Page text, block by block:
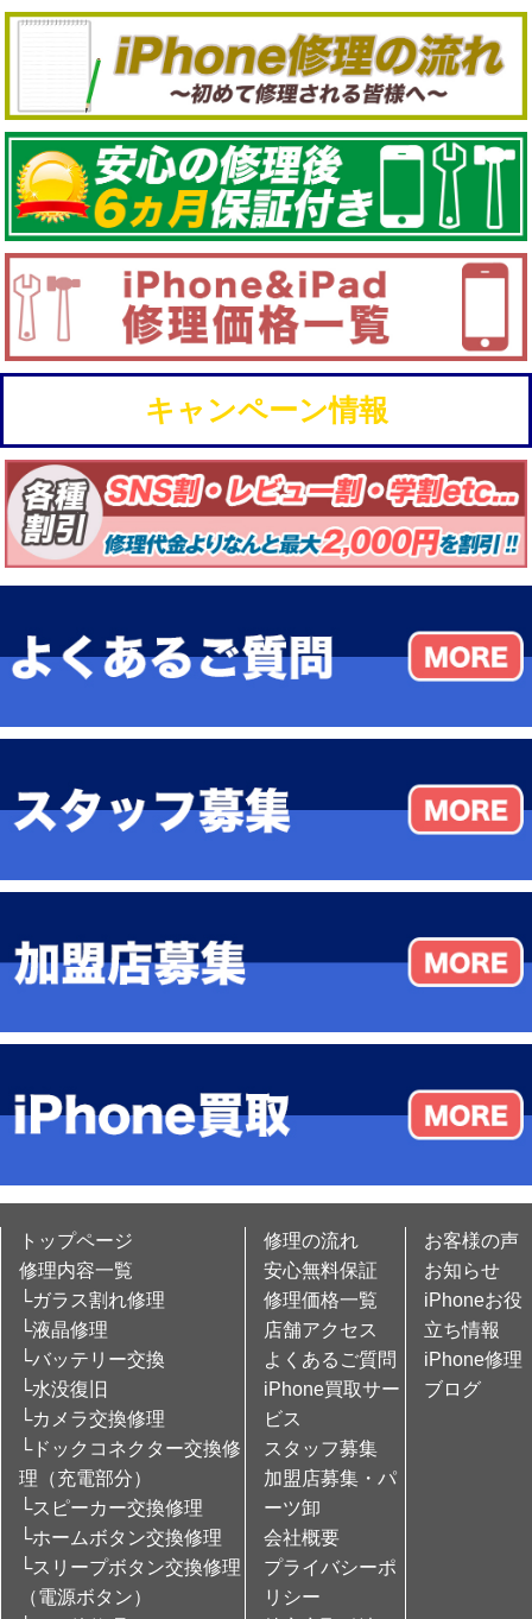
キャンペーン情報
トップページ
修理内容一覧
└ガラス割れ修理
└液晶修理
└バッテリー交換
└水没復旧
└カメラ交換修理
└ドックコネクター交換修
理（充電部分）
└スピーカー交換修理
└ホームボタン交換修理
└スリープボタン交換修理
（電源ボタン）
修理の流れ
安心無料保証
修理価格一覧
店舗アクセス
よくあるご質問
iPhone買取サー
ビス
スタッフ募集
加盟店募集・パ
ーツ卸
会社概要
プライバシーポ
リシー
お客様の声
お知らせ
iPhoneお役
立ち情報
iPhone修理
ブログ